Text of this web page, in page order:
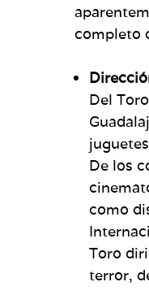
completo
Del
De los
como
Toro
terror,